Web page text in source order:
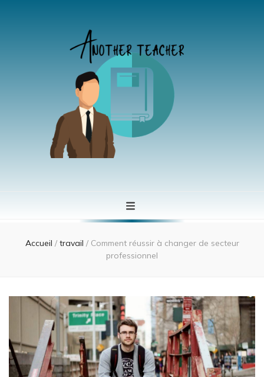
Another teacher
Accueil / travail / Comment réussir à changer de secteur
professionnel